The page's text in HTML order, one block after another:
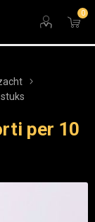
0
per 10